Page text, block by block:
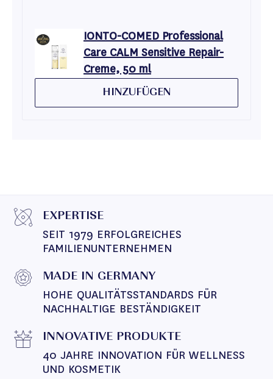
IONTO-COMED Professional
Care CALM Sensitive Repair-
Creme, 50 ml
HINZUFÜGEN
EXPERTISE
SEIT 1979 ERFOLGREICHES
FAMILIENUNTERNEHMEN
MADE IN GERMANY
HOHE QUALITÄTSSTANDARDS FÜR
NACHHALTIGE BESTÄNDIGKEIT
INNOVATIVE PRODUKTE
40 JAHRE INNOVATION FÜR WELLNESS
UND KOSMETIK